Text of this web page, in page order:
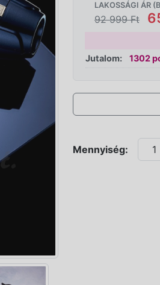
LAKOSSÁGI ÁR
92 999 Ft
Jutalom: 1302
Mennyiség: